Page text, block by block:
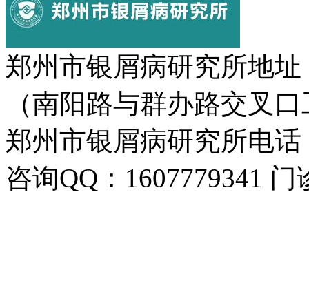
郑州市银屑病研究所地
（南阳路与群办路交叉
郑州市银屑病研究所电话
咨询QQ：1607779341